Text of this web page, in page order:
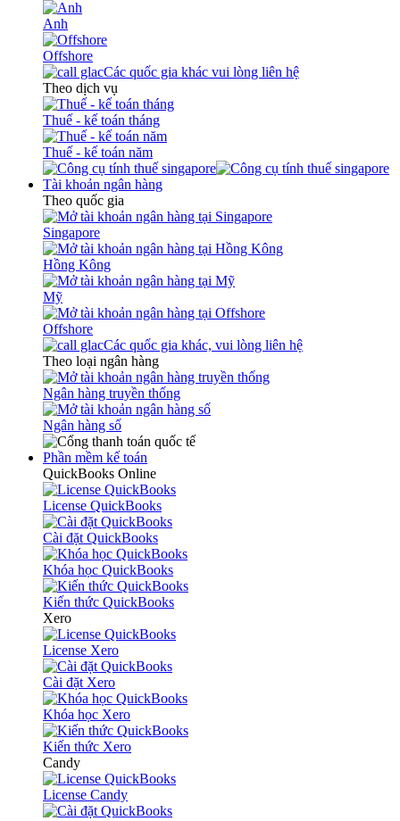
Anh
Offshore
Các quốc gia khác vui lòng liên hệ
Theo dịch vụ
Thuế - kế toán tháng
Thuế - kế toán năm
Tài khoản ngân hàng
Theo quốc gia
Singapore
Hồng Kông
Mỹ
Offshore
Các quốc gia khác, vui lòng liên hệ
Theo loại ngân hàng
Ngân hàng truyền thống
Ngân hàng số
Phần mềm kế toán
QuickBooks Online
License QuickBooks
Cài đặt QuickBooks
Khóa học QuickBooks
Kiến thức QuickBooks
Xero
License Xero
Cài đặt Xero
Khóa học Xero
Kiến thức Xero
Candy
License Candy